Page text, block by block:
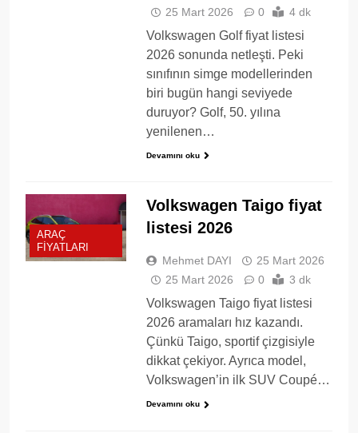
25 Mart 2026 0 4 dk
Volkswagen Golf fiyat listesi
2026 sonunda netleşti. Peki
sınıfının simge modellerinden
biri bugün hangi seviyede
duruyor? Golf, 50. yılına
yenilenen…
Devamını oku
ARAÇ
FIYATLARI
Volkswagen Taigo fiyat
listesi 2026
Mehmet DAYI
25 Mart 2026
25 Mart 2026
0 3 dk
Volkswagen Taigo fiyat listesi
2026 aramaları hız kazandı.
Çünkü Taigo, sportif çizgisiyle
dikkat çekiyor. Ayrıca model,
Volkswagen’in ilk SUV Coupé…
Devamını oku